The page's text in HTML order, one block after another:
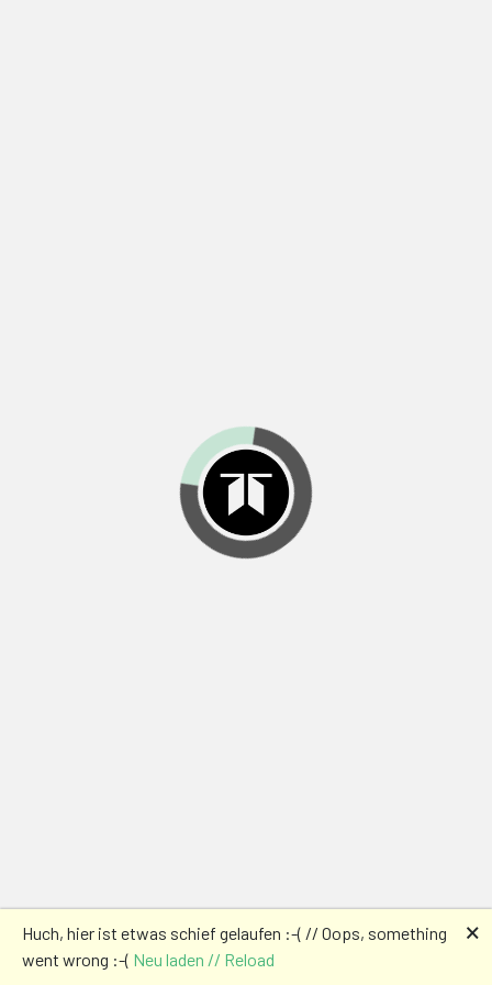
Huch, hier ist etwas schief gelaufen :-( // Oops, something
went wrong :-( Neu laden // Reload
🗙